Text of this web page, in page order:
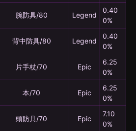
腕防具/80 Legend
0.40
0%
背中防具/80 Legend
0.40
0%
片手杖/70 Epic
6.25
0%
本/70 Epic
6.25
0%
頭防具/70 Epic
7.10
0%